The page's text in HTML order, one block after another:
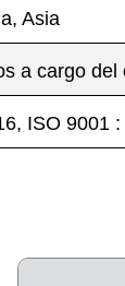
Asia
a cargo del
ISO 9001